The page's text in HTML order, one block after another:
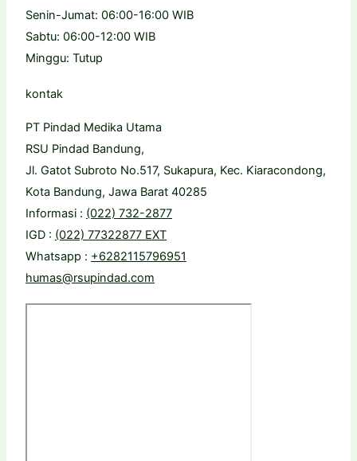
Senin-Jumat: 06:00-16:00 WIB
Sabtu: 06:00-12:00 WIB
Minggu: Tutup
kontak
PT Pindad Medika Utama
RSU Pindad Bandung,
Jl. Gatot Subroto No.517, Sukapura, Kec. Kiaracondong,
Kota Bandung, Jawa Barat 40285
Informasi : (022) 732-2877
IGD : (022) 77322877 EXT
Whatsapp : +6282115796951
humas@rsupindad.com